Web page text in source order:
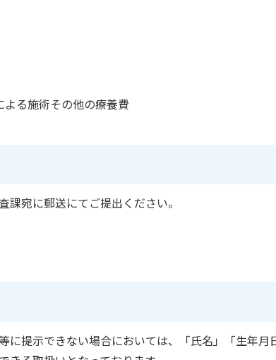
る施術その他の療養費
宛に郵送にてご提出ください。
に提示できない場合においては、「氏名」「生年月